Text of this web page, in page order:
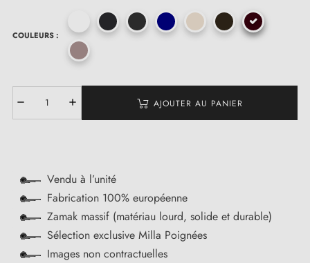
COULEURS :
AJOUTER AU PANIER
Vendu à l’unité
Fabrication 100% européenne
Zamak massif (matériau lourd, solide et durable)
Sélection exclusive Milla Poignées
Images non contractuelles